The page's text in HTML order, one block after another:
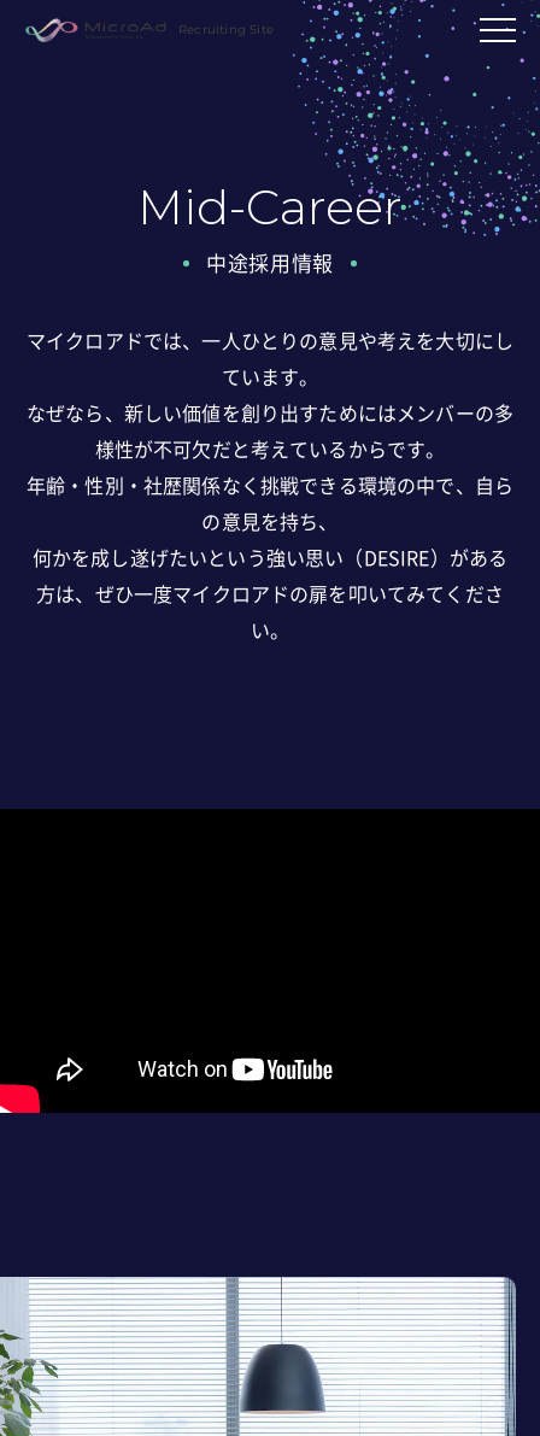
Recruiting Site
Mid-Career
中途採用情報
マイクロアドでは、一人ひとりの意見や考えを大切にし
ています。
なぜなら、新しい価値を創り出すためにはメンバーの多
様性が不可欠だと考えているからです。
年齢・性別・社歴関係なく挑戦できる環境の中で、自ら
の意見を持ち、
何かを成し遂げたいという強い思い（DESIRE）がある
方は、ぜひ一度マイクロアドの扉を叩いてみてくださ
い。